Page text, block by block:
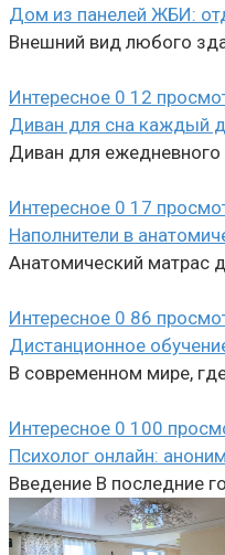
Дом из панелей ЖБИ:
Внешний вид любого
Интересное 0 12
Диван для сна каждый
Диван для ежедневного
Интересное 0 17
Наполнители в
Анатомический матрас
Интересное 0 86
Дистанционное
В современном мире,
Интересное 0 100
Психолог онлайн:
Введение В последние